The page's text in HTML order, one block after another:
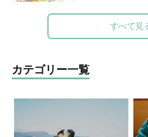
標」をモット
経験を生かしな
伝えている。保
で活動中。自身
ラクター協会2
で2500人が受講
すべて見
カテゴリー一覧